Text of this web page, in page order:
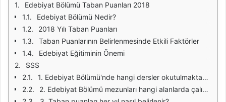
Edebiyat Bölümü Taban Puanları 2018
Edebiyat Bölümü Nedir?
2018 Yılı Taban Puanları
Taban Puanlarının Belirlenmesinde Etkili Faktörler
Edebiyat Eğitiminin Önemi
SSS
1. Edebiyat Bölümü'nde hangi dersler okutulmaktadır?
2. Edebiyat Bölümü mezunları hangi alanlarda çalışabilir?